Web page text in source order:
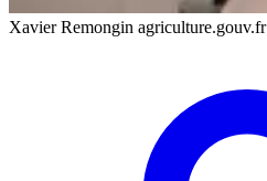
Xavier Remongin agriculture.gouv.fr